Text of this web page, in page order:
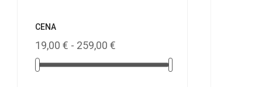
CENA
19,00 € - 259,00 €